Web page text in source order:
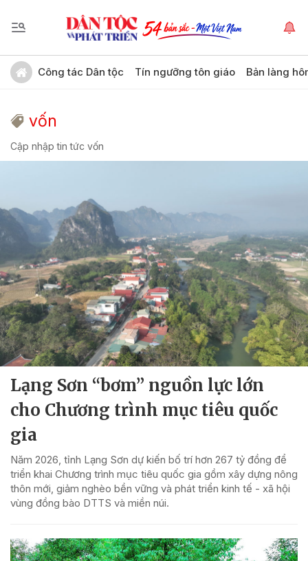
Công tác Dân tộc Tín ngưỡng tôn giáo Bản làng
vốn
Cập nhập tin tức vốn
Lạng Sơn “bơm” nguồn lực lớn
cho Chương trình mục tiêu quốc
gia
Năm 2026, tỉnh Lạng Sơn dự kiến bố trí hơn 267 tỷ đồng để
triển khai Chương trình mục tiêu quốc gia gồm xây dựng nông
thôn mới, giảm nghèo bền vững và phát triển kinh tế - xã hội
vùng đồng bào DTTS và miền núi.